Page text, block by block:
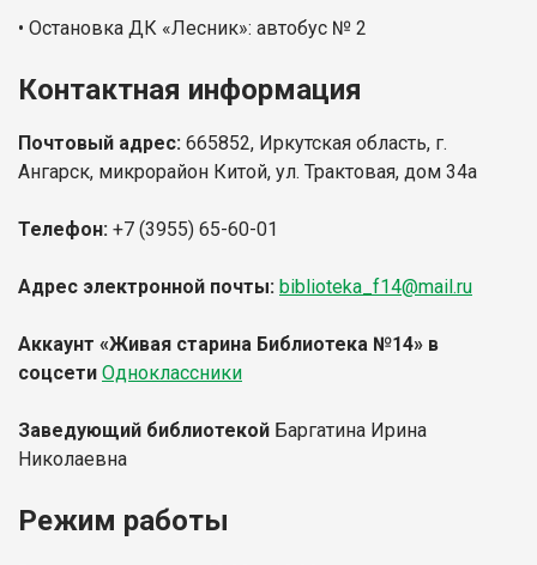
• Остановка ДК «Лесник»: автобус № 2
Контактная информация
Почтовый адрес: 665852, Иркутская область, г.
Ангарск, микрорайон Китой, ул. Трактовая, дом 34а
Телефон: +7 (3955) 65-60-01
Адрес электронной почты: biblioteka_f14@mail.ru
Аккаунт «Живая старина Библиотека №14» в
соцсети Одноклассники
Заведующий библиотекой Баргатина Ирина
Николаевна
Режим работы